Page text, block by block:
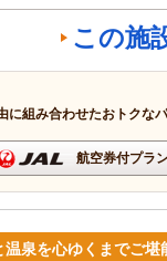
この施
に組み合わせたおトクな
航空券付プラ
泉を心ゆくまでご堪